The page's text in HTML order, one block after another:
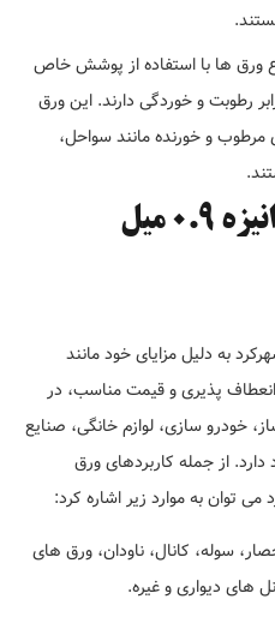
ورق ها با استفاده از پوشش خاص
رطوبت و خوردگی دارند. این ورق
مرطوب و خورنده مانند سواحل،
کاربردهای ورق گالوانیزه 0.9 میل
0.9 میل عرض1250 شهرکرد به دلیل مزایای خود مانند
انعطاف پذیری و قیمت مناسب، در
خودرو سازی، لوازم خانگی، صنایع
دارد. از جمله کاربردهای ورق
سوله، کانال، ناودان، ورق های
های دیواری و غیره.